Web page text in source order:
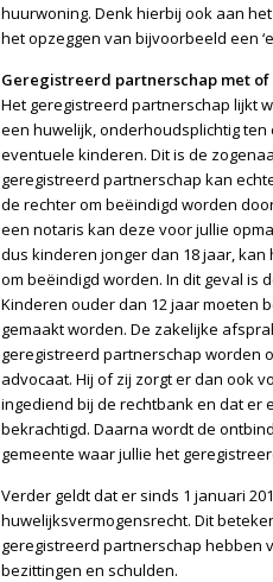
huurwoning. Denk hierbij ook aan
het opzeggen van bijvoorbeeld een
Geregistreerd partnerschap met
Het geregistreerd partnerschap lijkt
een huwelijk, onderhoudsplichtig
eventuele kinderen. Dit is de
geregistreerd partnerschap kan
de rechter om beëindigd worden
een notaris kan deze voor jullie
dus kinderen jonger dan 18 jaar,
om beëindigd worden. In dit geval is
Kinderen ouder dan 12 jaar moeten
gemaakt worden. De zakelijke
geregistreerd partnerschap worden
advocaat. Hij of zij zorgt er dan ook
ingediend bij de rechtbank en dat er
bekrachtigd. Daarna wordt de
gemeente waar jullie het
Verder geldt dat er sinds 1 januari
huwelijksvermogensrecht. Dit
geregistreerd partnerschap hebben
bezittingen en schulden.